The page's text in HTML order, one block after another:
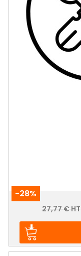
-28%
Prix
Prix
27,77 € HT